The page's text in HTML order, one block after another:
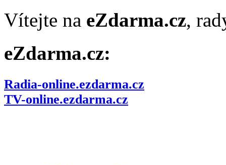
Vítejte na eZdarma.cz,
eZdarma.cz:
Radia-online.ezdarma.cz
TV-online.ezdarma.cz